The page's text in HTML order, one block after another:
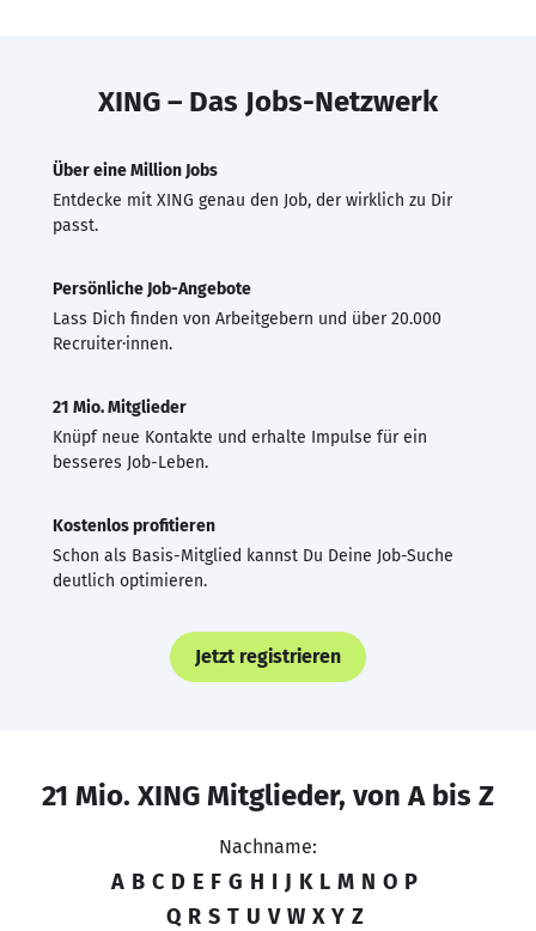
XING – Das Jobs-Netzwerk
Über eine Million Jobs
Entdecke mit XING genau den Job, der wirklich zu Dir
passt.
Persönliche Job-Angebote
Lass Dich finden von Arbeitgebern und über 20.000
Recruiter·innen.
21 Mio. Mitglieder
Knüpf neue Kontakte und erhalte Impulse für ein
besseres Job-Leben.
Kostenlos profitieren
Schon als Basis-Mitglied kannst Du Deine Job-Suche
deutlich optimieren.
Jetzt registrieren
21 Mio. XING Mitglieder, von A bis Z
Nachname:
A B C D E F G H I J K L M N O P
Q R S T U V W X Y Z